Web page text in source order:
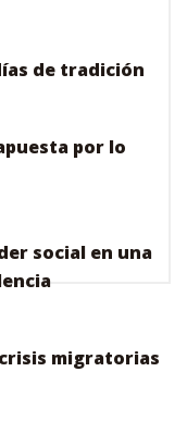
de tradición
por lo
social en una
migratorias